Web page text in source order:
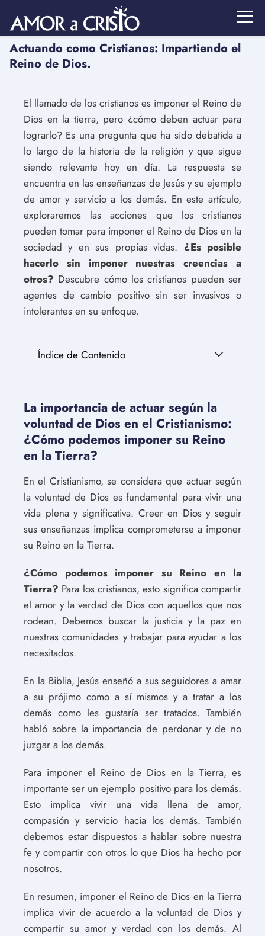
Actuando como Cristianos: Impartiendo el
Reino de Dios.
El llamado de los cristianos es imponer el Reino de
Dios en la tierra, pero ¿cómo deben actuar para
lograrlo? Es una pregunta que ha sido debatida a
lo largo de la historia de la religión y que sigue
siendo relevante hoy en día. La respuesta se
encuentra en las enseñanzas de Jesús y su ejemplo
de amor y servicio a los demás. En este artículo,
exploraremos las acciones que los cristianos
pueden tomar para imponer el Reino de Dios en la
sociedad y en sus propias vidas. ¿Es posible
hacerlo sin imponer nuestras creencias a
otros? Descubre cómo los cristianos pueden ser
agentes de cambio positivo sin ser invasivos o
intolerantes en su enfoque.
Índice de Contenido
La importancia de actuar según la
voluntad de Dios en el Cristianismo:
¿Cómo podemos imponer su Reino
en la Tierra?
En el Cristianismo, se considera que actuar según
la voluntad de Dios es fundamental para vivir una
vida plena y significativa. Creer en Dios y seguir
sus enseñanzas implica comprometerse a imponer
su Reino en la Tierra.
¿Cómo podemos imponer su Reino en la
Tierra? Para los cristianos, esto significa compartir
el amor y la verdad de Dios con aquellos que nos
rodean. Debemos buscar la justicia y la paz en
nuestras comunidades y trabajar para ayudar a los
necesitados.
En la Biblia, Jesús enseñó a sus seguidores a amar
a su prójimo como a sí mismos y a tratar a los
demás como les gustaría ser tratados. También
habló sobre la importancia de perdonar y de no
juzgar a los demás.
Para imponer el Reino de Dios en la Tierra, es
importante ser un ejemplo positivo para los demás.
Esto implica vivir una vida llena de amor,
compasión y servicio hacia los demás. También
debemos estar dispuestos a hablar sobre nuestra
fe y compartir con otros lo que Dios ha hecho por
nosotros.
En resumen, imponer el Reino de Dios en la Tierra
implica vivir de acuerdo a la voluntad de Dios y
compartir su amor y verdad con los demás. Al